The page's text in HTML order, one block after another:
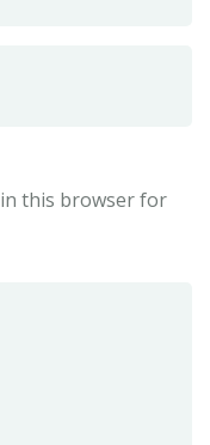
in this browser for